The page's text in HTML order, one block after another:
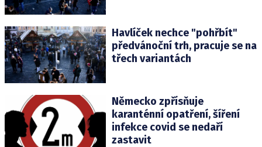
Havlíček nechce "pohřbít"
předvánoční trh, pracuje se na
třech variantách
Německo zpřísňuje
karanténní opatření, šíření
infekce covid se nedaří
zastavit